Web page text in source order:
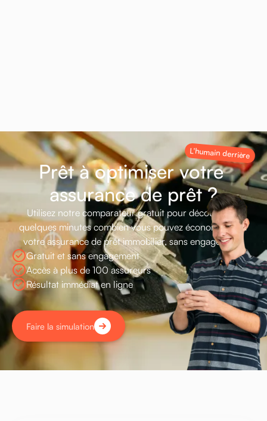
Prêt à optimiser votre
assurance de prêt ?
Utilisez notre comparateur gratuit pour découvrir en
quelques minutes combien vous pouvez économiser sur
votre assurance de prêt immobilier, sans engagement.
L'humain derrière
Gratuit et sans engagement
Accès à plus de 100 assureurs
Résultat immédiat en ligne
Faire la simulation